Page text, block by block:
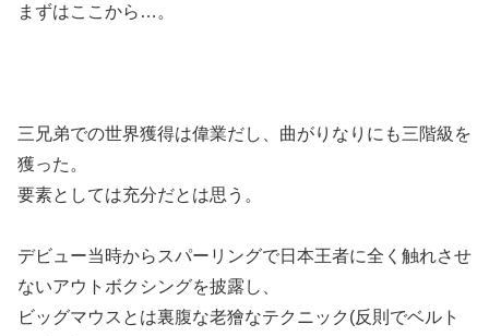
まずはここから…。
三兄弟での世界獲得は偉業だし、曲がりなりにも三階級を
獲った。
要素としては充分だとは思う。
デビュー当時からスパーリングで日本王者に全く触れさせ
ないアウトボクシングを披露し、
ビッグマウスとは裏腹な老獪なテクニック(反則でベルト